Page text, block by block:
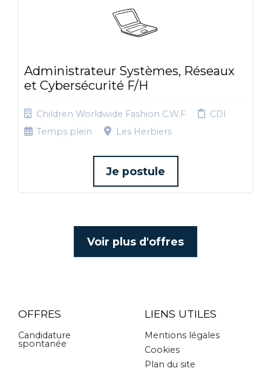
Administrateur Systèmes, Réseaux
et Cybersécurité F/H
Children Worldwide Fashion C.W.F
CDI
Temps plein
Les Herbiers
Je postule
Voir plus d'offres
OFFRES
Candidature
spontanée
LIENS UTILES
Mentions légales
Cookies
Plan du site